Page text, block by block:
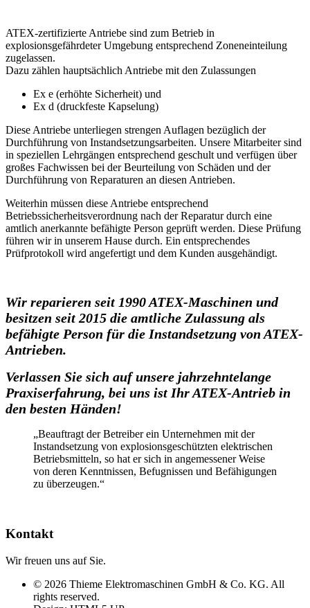
ATEX-zertifizierte Antriebe sind zum Betrieb in
explosionsgefährdeter Umgebung entsprechend Zoneneinteilung
zugelassen.
Dazu zählen hauptsächlich Antriebe mit den Zulassungen
Ex e (erhöhte Sicherheit) und
Ex d (druckfeste Kapselung)
Diese Antriebe unterliegen strengen Auflagen bezüglich der
Durchführung von Instandsetzungsarbeiten. Unsere Mitarbeiter sind
in speziellen Lehrgängen entsprechend geschult und verfügen über
großes Fachwissen bei der Beurteilung von Schäden und der
Durchführung von Reparaturen an diesen Antrieben.
Weiterhin müssen diese Antriebe entsprechend
Betriebssicherheitsverordnung nach der Reparatur durch eine
amtlich anerkannte befähigte Person geprüft werden. Diese Prüfung
führen wir in unserem Hause durch. Ein entsprechendes
Prüfprotokoll wird angefertigt und dem Kunden ausgehändigt.
Wir reparieren seit 1990 ATEX-Maschinen und
besitzen seit 2015 die amtliche Zulassung als
befähigte Person für die Instandsetzung von ATEX-
Antrieben.
Verlassen Sie sich auf unsere jahrzehntelange
Praxiserfahrung, bei uns ist Ihr ATEX-Antrieb in
den besten Händen!
„Beauftragt der Betreiber ein Unternehmen mit der
Instandsetzung von explosionsgeschützten elektrischen
Betriebsmitteln, so hat er sich in angemessener Weise
von deren Kenntnissen, Befugnissen und Befähigungen
zu überzeugen.“
Kontakt
Wir freuen uns auf Sie.
© 2026 Thieme Elektromaschinen GmbH & Co. KG. All
rights reserved.